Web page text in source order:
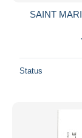
SAINT
Status